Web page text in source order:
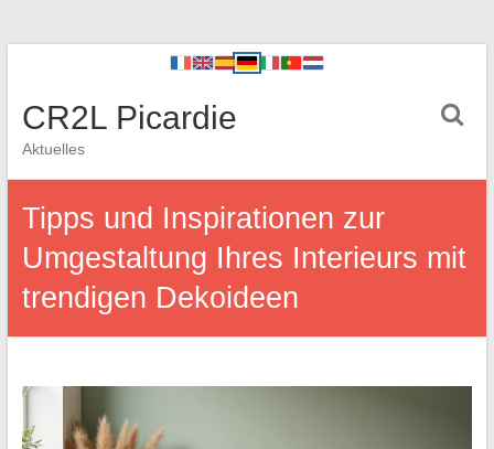
CR2L Picardie
Aktuelles
Tipps und Inspirationen zur
Umgestaltung Ihres Interieurs mit
trendigen Dekoideen